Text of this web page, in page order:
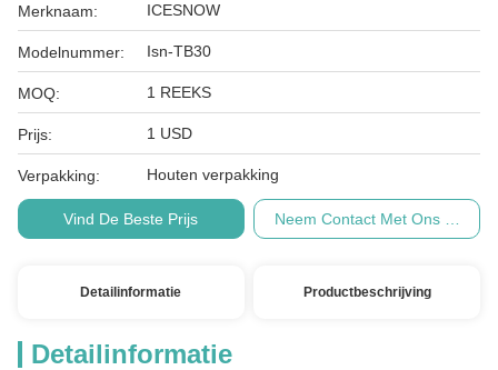
Merknaam: ICESNOW
Modelnummer: Isn-TB30
MOQ: 1 REEKS
Prijs: 1 USD
Verpakking: Houten verpakking
Vind De Beste Prijs Neem Contact Met Ons Op
Detailinformatie Productbeschrijving
Detailinformatie